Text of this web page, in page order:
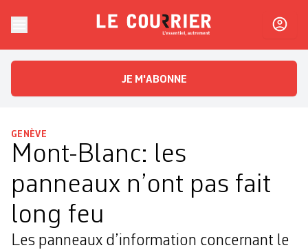
Le CourrierL'essentiel, autrement
JE M'ABONNE
GENÈVE
Mont-Blanc: les
panneaux n’ont pas fait
long feu
Les panneaux d’information concernant le